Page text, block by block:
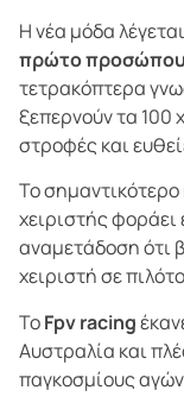
Η νέα μόδα λέγεται
πρώτο
τετρακόπτερα
ξεπερνούν τα 100
στροφές και
Το σημαντικότερο
χειριστής φοράει
αναμετάδοση ότι
χειριστή σε
ToFpv racing
Αυστραλία και
παγκοσμίους